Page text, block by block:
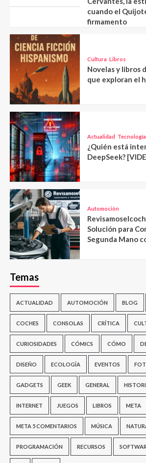
cuando el
firmamento
Cultura Libros
Novelas y libros
que exploran el
Actualidad Tecnología
¿Quién está
DeepSeek?
Automoción
Solución para
Segunda Mano
Temas
ACTUALIDAD AUTOMOCIÓN BLOG
COCHES CONSOLAS CRÍTICA
CURIOSIDADES CÓMICS CÓMO
DISEÑO ECOLOGÍA EVENTOS
GADGETS GEEK GENERAL
INTERNET JUEGOS LIBROS META
META 5 COMENTARIOS MÚSICA
PROGRAMACIÓN RECURSOS